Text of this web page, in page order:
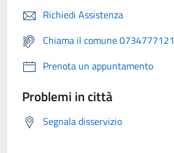
Richiedi Assistenza
Chiama il comune 0734777121
Prenota un appuntamento
Problemi in città
Segnala disservizio